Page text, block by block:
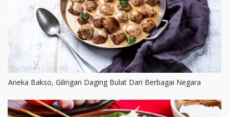
Aneka Bakso, Gilingan Daging Bulat Dari Berbagai Negara